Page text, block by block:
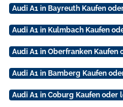
Audi A1 in Bayreuth Kaufen
Audi A1 in Kulmbach Kaufen
Audi A1 in Oberfranken Kaufen
Audi A1 in Bamberg Kaufen
Audi A1 in Coburg Kaufen oder